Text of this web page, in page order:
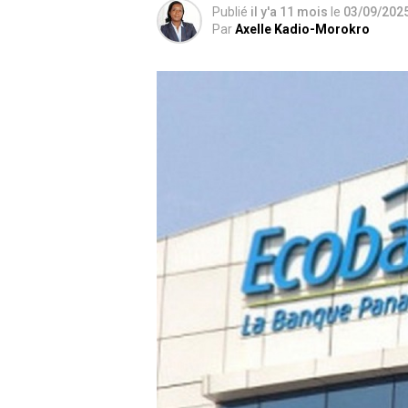
Publié il y'a 11 mois le 03/09/
ParAxelle Kadio-Morokro